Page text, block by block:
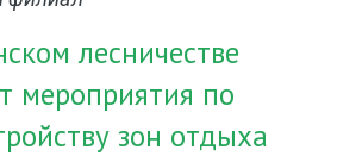
лесничестве
мероприятия по
зон отдыха